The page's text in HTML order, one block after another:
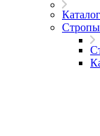
Каталог
Стропы